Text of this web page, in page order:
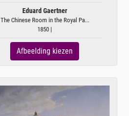
Eduard Gaertner
The Chinese Room in the Royal Pa...
1850 |
Afbeelding kiezen